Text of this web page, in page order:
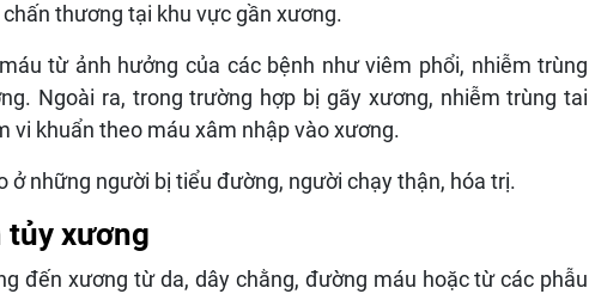
thương tại khu vực gần xương.
từ ảnh hưởng của các bệnh như viêm phổi, nhiễm trùng
Ngoài ra, trong trường hợp bị gãy xương, nhiễm trùng tai
vi khuẩn theo máu xâm nhập vào xương.
những người bị tiểu đường, người chạy thận, hóa trị.
tủy xương
đến xương từ da, dây chằng, đường máu hoặc từ các phẫu